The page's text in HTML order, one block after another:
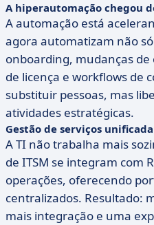
A hiperautomação chegou
A automação está
agora automatizam não
onboarding, mudanças
de licença e workflows de
substituir pessoas, mas
atividades estratégicas.
Gestão de serviços unificada
A TI não trabalha mais
de ITSM se integram com
operações, oferecendo
centralizados. Resultado:
mais integração e uma